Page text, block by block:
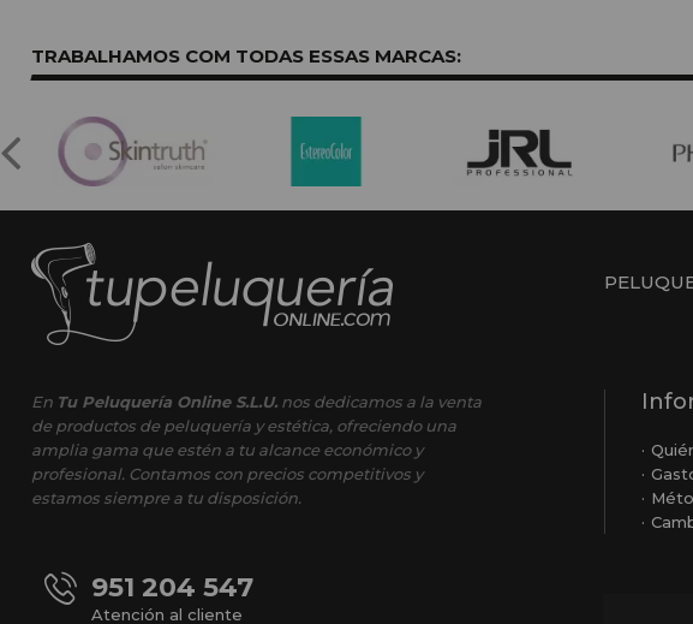
TRABALHAMOS COM TODAS ESSASMARCAS:
En Tu Peluquería Online S.L.U.nos dedicamos a la venta
de productos de peluquería y estética, ofreciendo una
amplia gama que estén a tu alcance económico y
profesional. Contamos con precios competitivos y
estamos siempre a tu disposición.
951 204 547
Atención al cliente